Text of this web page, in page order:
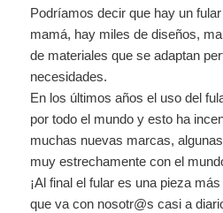
Podríamos decir que hay un
mamá, hay miles de diseños,
de materiales que se adaptan
necesidades.
En los últimos años el uso del
por todo el mundo y esto ha
muchas nuevas marcas,
muy estrechamente con el
¡Al final el fular es una pieza
que va con nosotr@s casi a